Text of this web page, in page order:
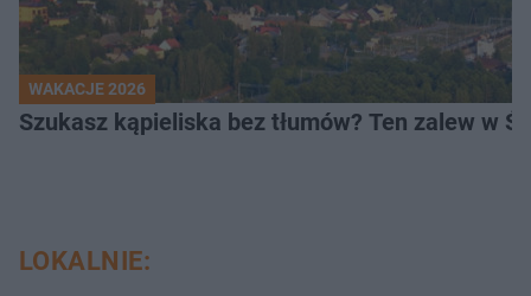
WAKACJE 2026
Szukasz kąpieliska bez tłumów? Ten zalew w
LOKALNIE: